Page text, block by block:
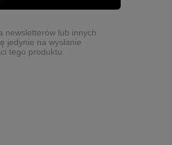
newsletterów lub innych
jedynie na wysłanie
tego produktu.